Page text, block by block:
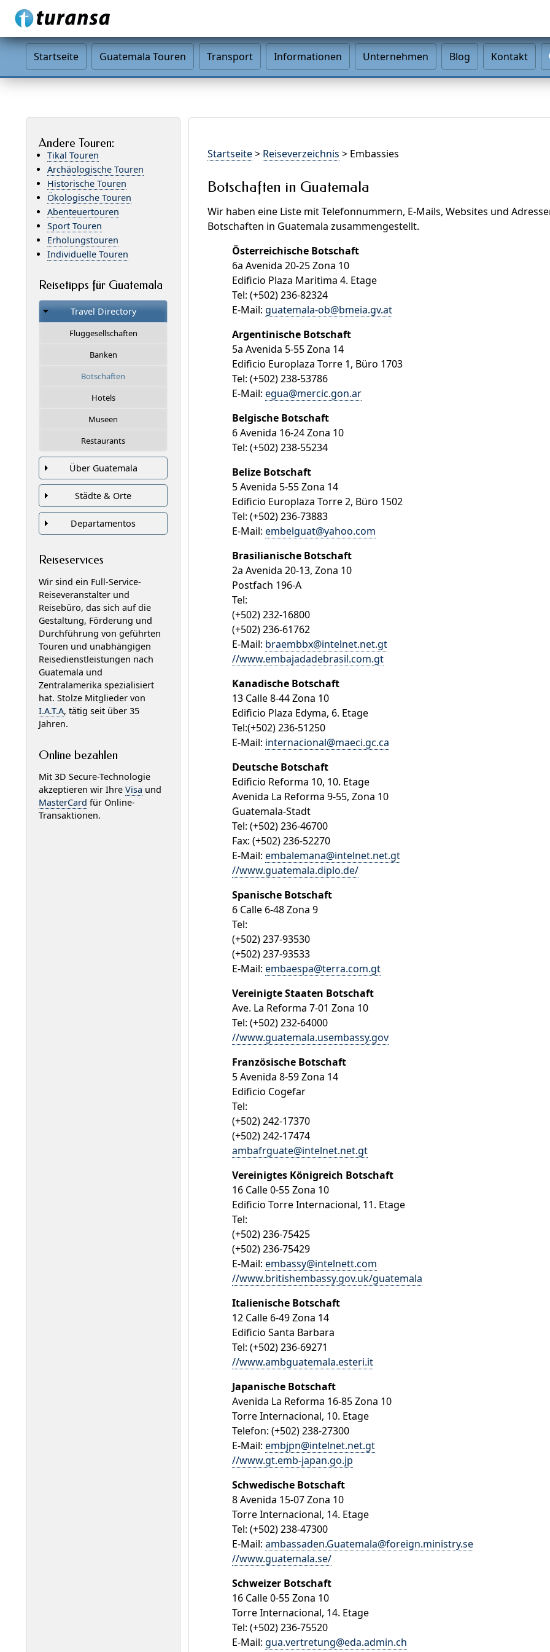
Startseite Guatemala Touren Transport Informationen Unternehmen Blog Kontakt
Startseite> Reiseverzeichnis > Embassies
Botschaften in Guatemala
Wir haben eine Liste mit Telefonnummern, E-Mails, Websites und
Botschaften in Guatemala zusammengestellt.
Österreichische Botschaft
6a Avenida 20-25 Zona 10
Edificio Plaza Maritima 4. Etage
Tel: (+502) 236-82324
E-Mail: guatemala-ob@bmeia.gv.at
Argentinische Botschaft
5a Avenida 5-55 Zona 14
Edificio Europlaza Torre 1, Büro 1703
Tel: (+502) 238-53786
E-Mail: egua@mercic.gon.ar
Belgische Botschaft
6 Avenida 16-24 Zona 10
Tel: (+502) 238-55234
Belize Botschaft
5 Avenida 5-55 Zona 14
Edificio Europlaza Torre 2, Büro 1502
Tel: (+502) 236-73883
E-Mail: embelguat@yahoo.com
Brasilianische Botschaft
2a Avenida 20-13, Zona 10
Postfach 196-A
Tel:
(+502) 232-16800
(+502) 236-61762
E-Mail: braembbx@intelnet.net.gt
//www.embajadadebrasil.com.gt
Kanadische Botschaft
13 Calle 8-44 Zona 10
Edificio Plaza Edyma, 6. Etage
Tel:(+502) 236-51250
E-Mail: internacional@maeci.gc.ca
Deutsche Botschaft
Edificio Reforma 10, 10. Etage
Avenida La Reforma 9-55, Zona 10
Guatemala-Stadt
Tel: (+502) 236-46700
Fax: (+502) 236-52270
E-Mail: embalemana@intelnet.net.gt
//www.guatemala.diplo.de/
Spanische Botschaft
6 Calle 6-48 Zona 9
Tel:
(+502) 237-93530
(+502) 237-93533
E-Mail: embaespa@terra.com.gt
Vereinigte Staaten Botschaft
Ave. La Reforma 7-01 Zona 10
Tel: (+502) 232-64000
//www.guatemala.usembassy.gov
Französische Botschaft
5 Avenida 8-59 Zona 14
Edificio Cogefar
Tel:
(+502) 242-17370
(+502) 242-17474
ambafrguate@intelnet.net.gt
Vereinigtes Königreich Botschaft
16 Calle 0-55 Zona 10
Edificio Torre Internacional, 11. Etage
Tel:
(+502) 236-75425
(+502) 236-75429
E-Mail: embassy@intelnett.com
//www.britishembassy.gov.uk/guatemala
Italienische Botschaft
12 Calle 6-49 Zona 14
Edificio Santa Barbara
Tel: (+502) 236-69271
//www.ambguatemala.esteri.it
Japanische Botschaft
Avenida La Reforma 16-85 Zona 10
Torre Internacional, 10. Etage
Telefon: (+502) 238-27300
E-Mail: embjpn@intelnet.net.gt
//www.gt.emb-japan.go.jp
Schwedische Botschaft
8 Avenida 15-07 Zona 10
Torre Internacional, 14. Etage
Tel: (+502) 238-47300
E-Mail: ambassaden.Guatemala@foreign.ministry.se
//www.guatemala.se/
Schweizer Botschaft
16 Calle 0-55 Zona 10
Torre Internacional, 14. Etage
Tel: (+502) 236-75520
E-Mail: gua.vertretung@eda.admin.ch
Andere Touren:
Tikal Touren
Archäologische Touren
Historische Touren
Ökologische Touren
Abenteuertouren
Sport Touren
Erholungstouren
Individuelle Touren
Reisetipps für Guatemala
Travel Directory
Fluggesellschaften
Banken
Botschaften
Hotels
Museen
Restaurants
Über Guatemala
Städte & Orte
Departamentos
Reiseservices
Wir sind ein Full-Service-
Reiseveranstalter und
Reisebüro, das sich auf die
Gestaltung, Förderung und
Durchführung von geführten
Touren und unabhängigen
Reisedienstleistungen nach
Guatemala und
Zentralamerika spezialisiert
hat. Stolze Mitglieder von
I.A.T.A, tätig seit über 35
Jahren.
Online bezahlen
Mit 3D Secure-Technologie
akzeptieren wir Ihre Visa und
MasterCard für Online-
Transaktionen.